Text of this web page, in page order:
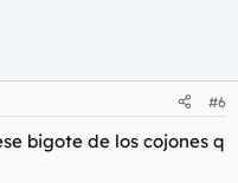
#6
bigote de los cojones q